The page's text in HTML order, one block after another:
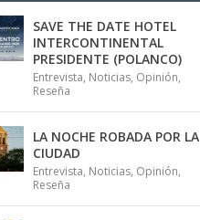
SAVE THE DATE HOTEL
INTERCONTINENTAL
PRESIDENTE (POLANCO)
Entrevista, Noticias, Opinión,
Reseña
LA NOCHE ROBADA POR LA
CIUDAD
Entrevista, Noticias, Opinión,
Reseña